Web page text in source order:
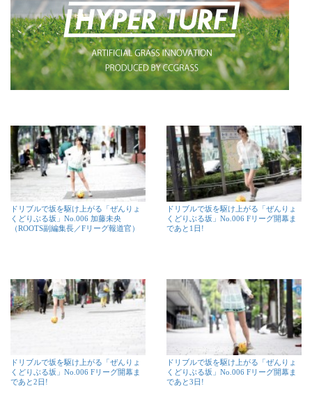
ドリブルで坂を駆け上がる「ぜんりょ
くどりぶる坂」No.006 加藤未央
（ROOTS副編集長／Fリーグ報道官）
ドリブルで坂を駆け上がる「ぜんりょ
くどりぶる坂」No.006 Fリーグ開幕ま
であと1日!
ドリブルで坂を駆け上がる「ぜんりょ
くどりぶる坂」No.006 Fリーグ開幕ま
であと2日!
ドリブルで坂を駆け上がる「ぜんりょ
くどりぶる坂」No.006 Fリーグ開幕ま
であと3日!